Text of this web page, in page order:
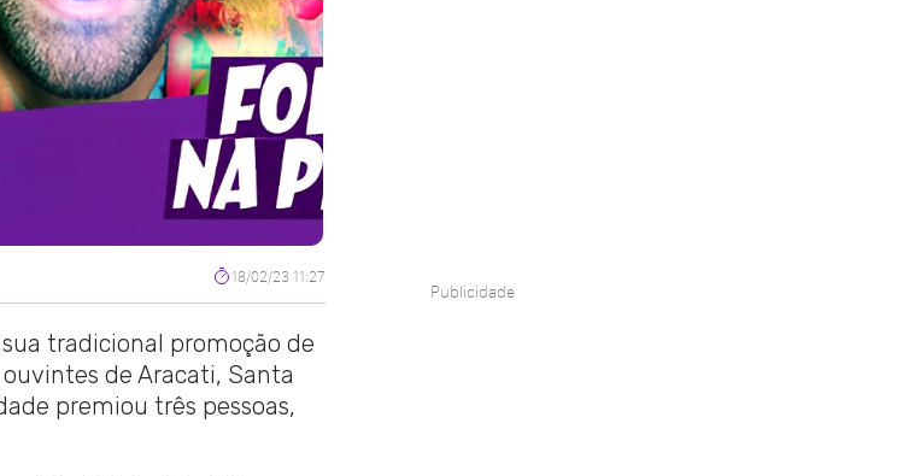
18/02/23 11:27
tradicional promoção de
de Aracati, Santa
premiou três pessoas,
Publicidade